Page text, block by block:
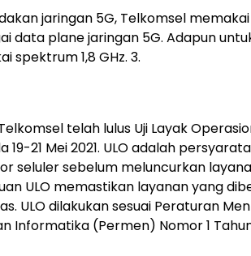
jaringan 5G, Telkomsel
data plane jaringan 5G. Adapun
spektrum 1,8 GHz. 3.
telah lulus Uji Layak
19-21 Mei 2021. ULO adalah
seluler sebelum meluncurkan
ULO memastikan layanan yang
ULO dilakukan sesuai Peraturan
Informatika (Permen) Nomor 1